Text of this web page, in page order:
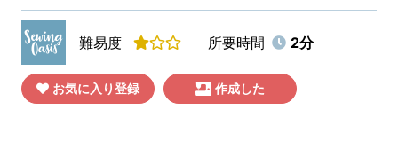
難易度 所要時間 2分
お気に入り登録 作成した